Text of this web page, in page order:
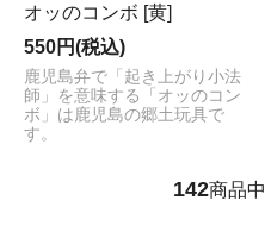
オッのコンボ [黄]
550円(税込)
鹿児島弁で「起き上がり小法
師」を意味する「オッのコン
ボ」は鹿児島の郷土玩具で
す。
142商品中